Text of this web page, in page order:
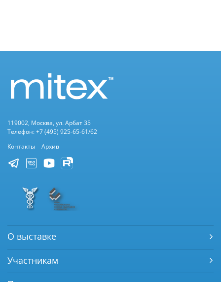
119002, Москва, ул. Арбат 35
Телефон: +7 (495) 925-65-61/62
Контакты
Архив
О выставке
Участникам